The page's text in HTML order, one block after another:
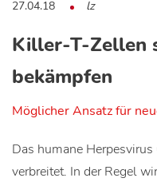
27.04.18 lz
Killer-T-Zellen
bekämpfen
Möglicher Ansatz für
Das humane
verbreitet. In der Regel